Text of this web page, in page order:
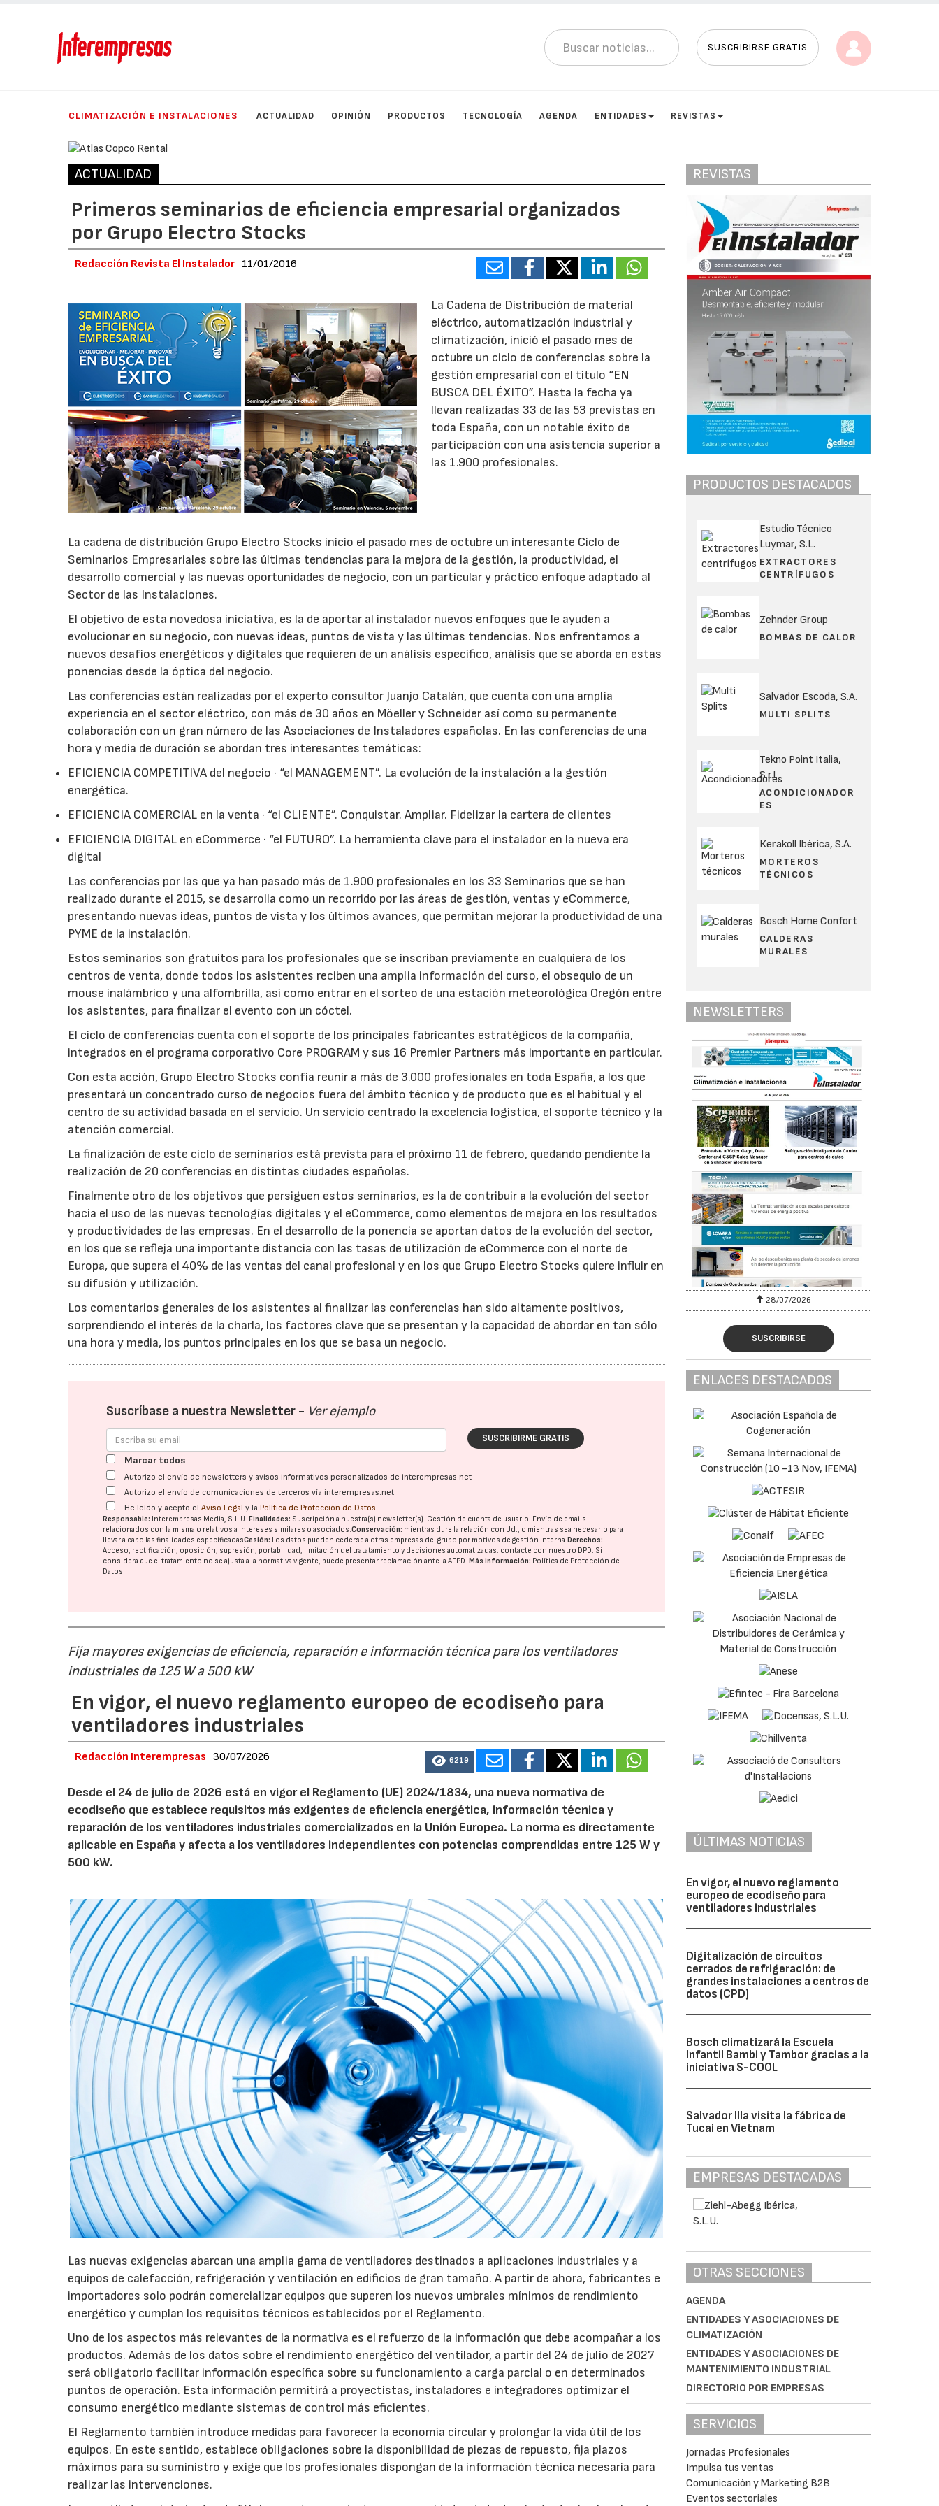
SUSCRIBIRSE GRATIS
CLIMATIZACIÓN E INSTALACIONES ACTUALIDAD OPINIÓN PRODUCTOS TECNOLOGÍA AGENDA ENTIDADES REVISTAS
ACTUALIDAD
Primeros seminarios de eficiencia empresarial organizados
por Grupo Electro Stocks
Redacción Revista El Instalador 11/01/2016
La Cadena de Distribución de material
eléctrico, automatización industrial y
climatización, inició el pasado mes de
octubre un ciclo de conferencias sobre la
gestión empresarial con el título “EN
BUSCA DEL ÉXITO”. Hasta la fecha ya
llevan realizadas 33 de las 53 previstas en
toda España, con un notable éxito de
participación con una asistencia superior a
las 1.900 profesionales.
La cadena de distribución Grupo Electro Stocks inicio el pasado mes de octubre un interesante Ciclo de
Seminarios Empresariales sobre las últimas tendencias para la mejora de la gestión, la productividad, el
desarrollo comercial y las nuevas oportunidades de negocio, con un particular y práctico enfoque adaptado al
Sector de las Instalaciones.
El objetivo de esta novedosa iniciativa, es la de aportar al instalador nuevos enfoques que le ayuden a
evolucionar en su negocio, con nuevas ideas, puntos de vista y las últimas tendencias. Nos enfrentamos a
nuevos desafíos energéticos y digitales que requieren de un análisis específico, análisis que se aborda en estas
ponencias desde la óptica del negocio.
Las conferencias están realizadas por el experto consultor Juanjo Catalán, que cuenta con una amplia
experiencia en el sector eléctrico, con más de 30 años en Möeller y Schneider así como su permanente
colaboración con un gran número de las Asociaciones de Instaladores españolas. En las conferencias de una
hora y media de duración se abordan tres interesantes temáticas:
EFICIENCIA COMPETITIVA del negocio · “el MANAGEMENT”. La evolución de la instalación a la gestión
energética.
EFICIENCIA COMERCIAL en la venta · “el CLIENTE”. Conquistar. Ampliar. Fidelizar la cartera de clientes
EFICIENCIA DIGITAL en eCommerce · “el FUTURO”. La herramienta clave para el instalador en la nueva era
digital
Las conferencias por las que ya han pasado más de 1.900 profesionales en los 33 Seminarios que se han
realizado durante el 2015, se desarrolla como un recorrido por las áreas de gestión, ventas y eCommerce,
presentando nuevas ideas, puntos de vista y los últimos avances, que permitan mejorar la productividad de una
PYME de la instalación.
Estos seminarios son gratuitos para los profesionales que se inscriban previamente en cualquiera de los
centros de venta, donde todos los asistentes reciben una amplia información del curso, el obsequio de un
mouse inalámbrico y una alfombrilla, así como entrar en el sorteo de una estación meteorológica Oregón entre
los asistentes, para finalizar el evento con un cóctel.
El ciclo de conferencias cuenta con el soporte de los principales fabricantes estratégicos de la compañía,
integrados en el programa corporativo Core PROGRAM y sus 16 Premier Partners más importante en particular.
Con esta acción, Grupo Electro Stocks confía reunir a más de 3.000 profesionales en toda España, a los que
presentará un concentrado curso de negocios fuera del ámbito técnico y de producto que es el habitual y el
centro de su actividad basada en el servicio. Un servicio centrado la excelencia logística, el soporte técnico y la
atención comercial.
La finalización de este ciclo de seminarios está prevista para el próximo 11 de febrero, quedando pendiente la
realización de 20 conferencias en distintas ciudades españolas.
Finalmente otro de los objetivos que persiguen estos seminarios, es la de contribuir a la evolución del sector
hacia el uso de las nuevas tecnologías digitales y el eCommerce, como elementos de mejora en los resultados
y productividades de las empresas. En el desarrollo de la ponencia se aportan datos de la evolución del sector,
en los que se refleja una importante distancia con las tasas de utilización de eCommerce con el norte de
Europa, que supera el 40% de las ventas del canal profesional y en los que Grupo Electro Stocks quiere influir en
su difusión y utilización.
Los comentarios generales de los asistentes al finalizar las conferencias han sido altamente positivos,
sorprendiendo el interés de la charla, los factores clave que se presentan y la capacidad de abordar en tan sólo
una hora y media, los puntos principales en los que se basa un negocio.
Suscríbase a nuestra Newsletter - Ver ejemplo
SUSCRIBIRME GRATIS
Marcar todos
Autorizo el envío de newsletters y avisos informativos personalizados de interempresas.net
Autorizo el envío de comunicaciones de terceros vía interempresas.net
He leído y acepto elAviso Legal y la Política de Protección de Datos
Responsable: Interempresas Media, S.L.U. Finalidades: Suscripción a nuestra(s) newsletter(s). Gestión de cuenta de usuario. Envío de emails
relacionados con la misma o relativos a intereses similares o asociados.Conservación: mientras dure la relación con Ud., o mientras sea necesario para
llevar a cabo las finalidades especificadasCesión: Los datos pueden cederse a otras empresas del grupo por motivos de gestión interna. Derechos:
Acceso, rectificación, oposición, supresión, portabilidad, limitación del tratatamiento y decisiones automatizadas: contacte con nuestro DPD. Si
considera que el tratamiento no se ajusta a la normativa vigente, puede presentar reclamación ante laAEPD. Más información: Política de Protección de
Datos
Fija mayores exigencias de eficiencia, reparación e información técnica para los ventiladores
industriales de 125 W a 500 kW
En vigor, el nuevo reglamento europeo de ecodiseño para
ventiladores industriales
Redacción Interempresas 30/07/2026 6219
Desde el 24 de julio de 2026 está en vigor el Reglamento (UE) 2024/1834, una nueva normativa de
ecodiseño que establece requisitos más exigentes de eficiencia energética, información técnica y
reparación de los ventiladores industriales comercializados en la Unión Europea. La norma es directamente
aplicable en España y afecta a los ventiladores independientes con potencias comprendidas entre 125 W y
500 kW.
Las nuevas exigencias abarcan una amplia gama de ventiladores destinados a aplicaciones industriales y a
equipos de calefacción, refrigeración y ventilación en edificios de gran tamaño. A partir de ahora, fabricantes e
importadores solo podrán comercializar equipos que superen los nuevos umbrales mínimos de rendimiento
energético y cumplan los requisitos técnicos establecidos por el Reglamento.
Uno de los aspectos más relevantes de la normativa es el refuerzo de la información que debe acompañar a los
productos. Además de los datos sobre el rendimiento energético del ventilador, a partir del 24 de julio de 2027
será obligatorio facilitar información específica sobre su funcionamiento a carga parcial o en determinados
puntos de operación. Esta información permitirá a proyectistas, instaladores e integradores optimizar el
consumo energético mediante sistemas de control más eficientes.
El Reglamento también introduce medidas para favorecer la economía circular y prolongar la vida útil de los
equipos. En este sentido, establece obligaciones sobre la disponibilidad de piezas de repuesto, fija plazos
máximos para su suministro y exige que los profesionales dispongan de la información técnica necesaria para
realizar las intervenciones.
REVISTAS
PRODUCTOS DESTACADOS
Estudio Técnico
Luymar, S.L.
EXTRACTORES
CENTRÍFUGOS
Zehnder Group
BOMBAS DE CALOR
Salvador Escoda, S.A.
MULTI SPLITS
Tekno Point Italia,
S.r.l.
ACONDICIONADOR
ES
Kerakoll Ibérica, S.A.
MORTEROS
TÉCNICOS
Bosch Home Confort
CALDERAS
MURALES
NEWSLETTERS
28/07/2026
SUSCRIBIRSE
ENLACES DESTACADOS
ÚLTIMAS NOTICIAS
En vigor, el nuevo reglamento
europeo de ecodiseño para
ventiladores industriales
Digitalización de circuitos
cerrados de refrigeración: de
grandes instalaciones a centros de
datos (CPD)
Bosch climatizará la Escuela
Infantil Bambi y Tambor gracias a la
iniciativa S-COOL
Salvador Illa visita la fábrica de
Tucai en Vietnam
EMPRESAS DESTACADAS
OTRAS SECCIONES
AGENDA
ENTIDADES Y ASOCIACIONES DE
CLIMATIZACIÓN
ENTIDADES Y ASOCIACIONES DE
MANTENIMIENTO INDUSTRIAL
DIRECTORIO POR EMPRESAS
SERVICIOS
Jornadas Profesionales
Impulsa tus ventas
Comunicación y Marketing B2B
Eventos sectoriales